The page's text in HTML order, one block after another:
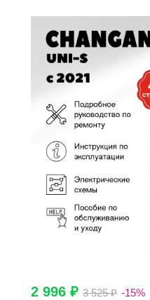
2 996 ₽ 3 525 ₽ -15%